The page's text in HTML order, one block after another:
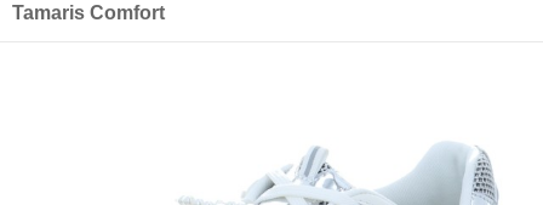
Tamaris Comfort